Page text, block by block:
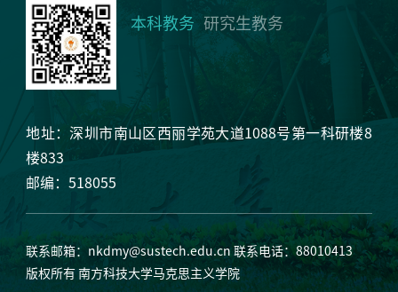
本科教务 研究生教务
地址：深圳市南山区西丽学苑大道1088号第一科研楼8
楼833
邮编：518055
联系邮箱： nkdmy@sustech.edu.cn 联系电话：88010413
版权所有 南方科技大学马克思主义学院